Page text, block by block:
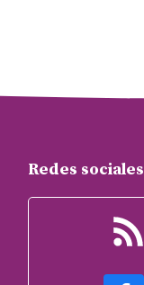
Redes sociales